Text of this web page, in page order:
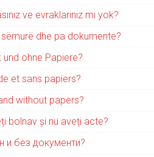
ve evraklarınız mı yok?
dhe pa dokumente?
und ohne Papiere?
et sans papiers?
without papers?
bolnav și nu aveți acte?
и без документи?